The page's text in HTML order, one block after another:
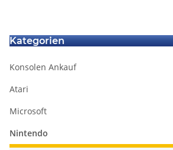
Kategorien
Konsolen Ankauf
Atari
Microsoft
Nintendo